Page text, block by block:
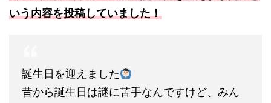
いう内容を投稿していました！
誕生日を迎えました
昔から誕生日は謎に苦手なんですけど、みん